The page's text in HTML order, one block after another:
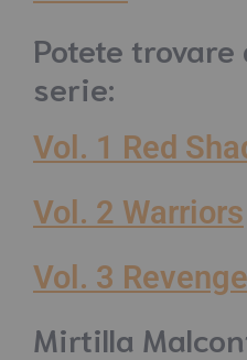
Potete
serie:
Vol. 1 Red
Vol. 2 Warriors
Vol. 3 Revenge
Mirtilla